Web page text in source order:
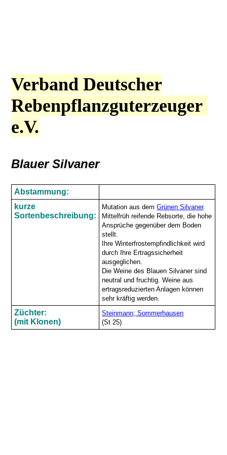
Verband Deutscher
Rebenpflanzguterzeuger
e.V.
Blauer Silvaner
Abstammung:
kurze
Sortenbeschreibung:
Mutation aus demGrünen Silvaner.
Mittelfrüh reifende Rebsorte, die hohe
Ansprüche gegenüber dem Boden
stellt.
Ihre Winterfrostempfindlichkeit wird
durch Ihre Ertragssicherheit
ausgeglichen.
Die Weine des Blauen Silvaner sind
neutral und fruchtig. Weine aus
ertragsreduzierten Anlagen können
sehr kräftig werden.
Züchter:
(mit Klonen)
Steinmann; Sommerhausen
(St 25)